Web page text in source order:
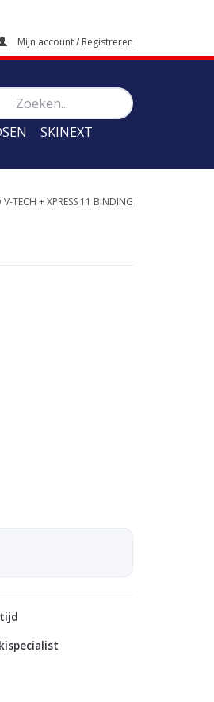
Mijn account / Registreren
SKINEXT
V-TECH + XPRESS 11 BINDING